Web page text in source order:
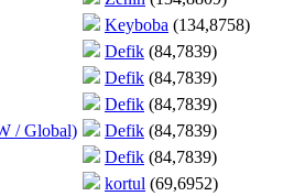
Keyboba (134,8758)
Defik (84,7839)
Defik (84,7839)
Defik (84,7839)
/ Global)
Defik (84,7839)
Defik (84,7839)
kortul (69,6952)